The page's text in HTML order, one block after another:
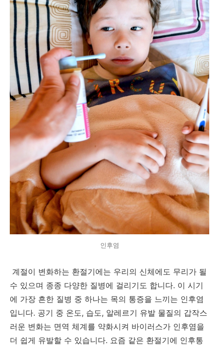
인후염
계절이 변화하는 환절기에는 우리의 신체에도 무리가 될
수 있으며 종종 다양한 질병에 걸리기도 합니다. 이 시기
에 가장 흔한 질병 중 하나는 목의 통증을 느끼는 인후염
입니다. 공기 중 온도, 습도, 알레르기 유발 물질의 갑작스
러운 변화는 면역 체계를 약화시켜 바이러스가 인후염을
더 쉽게 유발할 수 있습니다. 요즘 같은 환절기에 인후통